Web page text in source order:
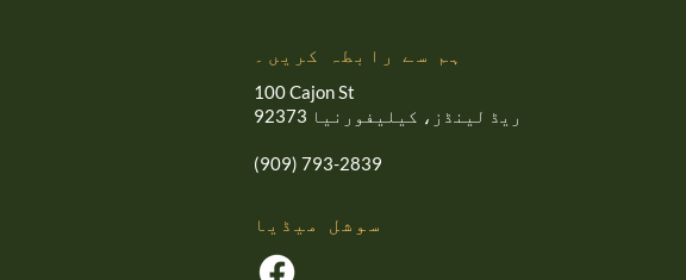
ہم سے رابطہ کریں۔
100 Cajon St
ریڈ لینڈز، کیلیفورنیا 92373
(909) 793-2839
سوشل میڈیا